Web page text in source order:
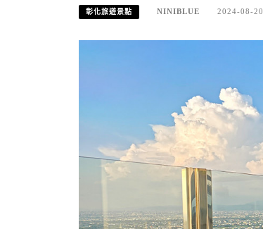
彰化旅遊景點 NINIBLUE 2024-08-20